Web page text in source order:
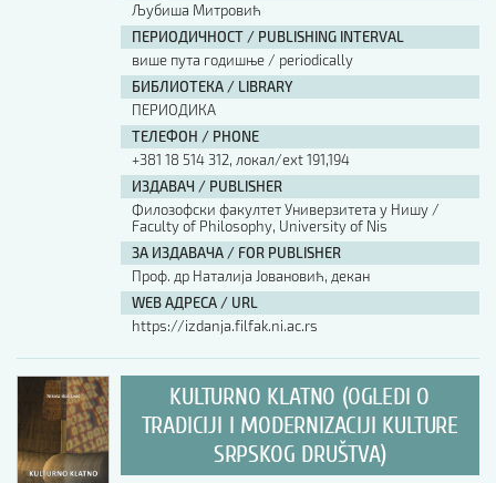
Љубиша Митровић
ПЕРИОДИЧНОСТ / PUBLISHING INTERVAL
више пута годишње / periodically
БИБЛИОТЕКА / LIBRARY
ПЕРИОДИКА
ТЕЛЕФОН / PHONE
+381 18 514 312, локал/ext 191,194
ИЗДАВАЧ / PUBLISHER
Филозофски факултет Универзитета у Нишу /
Faculty of Philosophy, University of Nis
ЗА ИЗДАВАЧА / FOR PUBLISHER
Проф. др Наталија Јовановић, декан
WEB АДРЕСА / URL
https://izdanja.filfak.ni.ac.rs
KULTURNO KLATNO (OGLEDI O
TRADICIJI I MODERNIZACIJI KULTURE
SRPSKOG DRUŠTVA)